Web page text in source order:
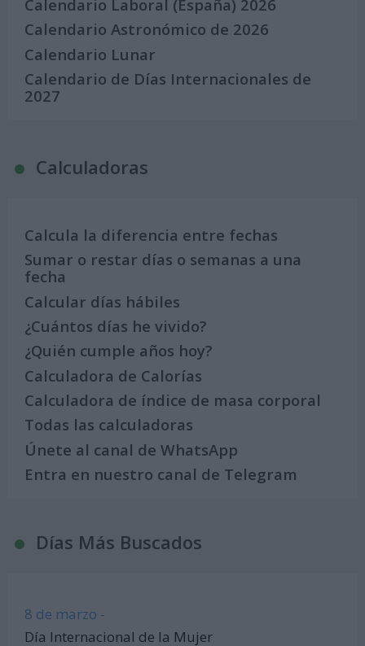
Calendario Laboral (España) 2026
Calendario Astronómico de 2026
Calendario Lunar
Calendario de Días Internacionales de
2027
Calculadoras
Calcula la diferencia entre fechas
Sumar o restar días o semanas a una
fecha
Calcular días hábiles
¿Cuántos días he vivido?
¿Quién cumple años hoy?
Calculadora de Calorías
Calculadora de índice de masa corporal
Todas las calculadoras
Únete al canal de WhatsApp
Entra en nuestro canal de Telegram
Días Más Buscados
8 de marzo -
Día Internacional de la Mujer